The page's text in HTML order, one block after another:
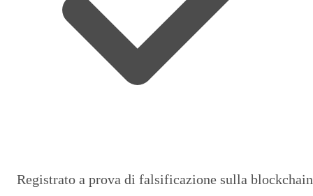
Registrato a prova di falsificazione sulla blockchain